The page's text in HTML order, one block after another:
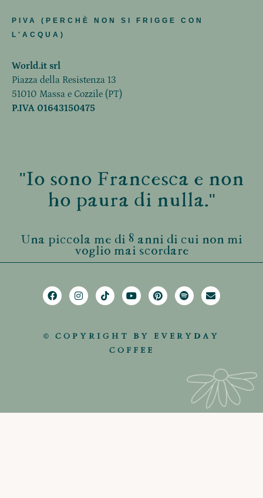
PIVA (PERCHÈ NON SI FRIGGE CON
L'ACQUA)
World.it srl
Piazza della Resistenza 13
51010 Massa e Cozzile (PT)
P.IVA 01643150475
"Io sono Francesca e non
ho paura di nulla."
Una piccola me di 8 anni di cui non mi
voglio mai scordare
© COPYRIGHT BY EVERYDAY
COFFEE